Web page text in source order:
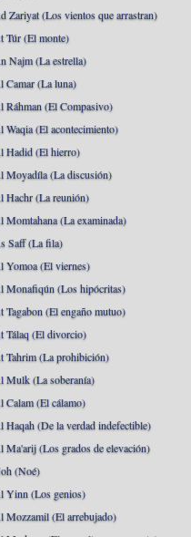
Zariyat (Los vientos que arrastran)
Túr (El monte)
Najm (La estrella)
Camar (La luna)
Ráhman (El Compasivo)
Waqia (El acontecimiento)
Hadid (El hierro)
Moyadíla (La discusión)
Hachr (La reunión)
Momtahana (La examinada)
Saff (La fila)
Yomoa (El viernes)
Monafiqún (Los hipócritas)
Tagabon (El engaño mutuo)
Tálaq (El divorcio)
Tahrim (La prohibición)
Mulk (La soberanía)
Calam (El cálamo)
Haqah (De la verdad indefectible)
Ma'arij (Los grados de elevación)
(Noé)
Yinn (Los genios)
Mozzamil (El arrebujado)